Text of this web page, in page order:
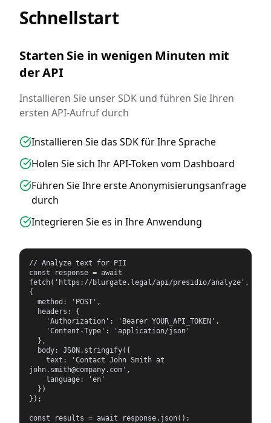
Schnellstart
Starten Sie in wenigen Minuten mit
der API
Installieren Sie unser SDK und führen Sie Ihren
ersten API-Aufruf durch
Installieren Sie das SDK für Ihre Sprache
Holen Sie sich Ihr API-Token vom Dashboard
Führen Sie Ihre erste Anonymisierungsanfrage
durch
Integrieren Sie es in Ihre Anwendung
// Analyze text for PII
const response = await
fetch('https://blurgate.legal/api/presidio/analyze',
{
john.smith@company.com',
});
const results = await response.json();